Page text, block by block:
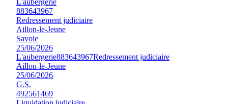
883643967
Redressement judiciaire
Aillon-le-Jeune
Savoie
25/06/2026
L'aubergerie883643967Redressement judiciaire
Aillon-le-Jeune
25/06/2026
G.S.
492561469